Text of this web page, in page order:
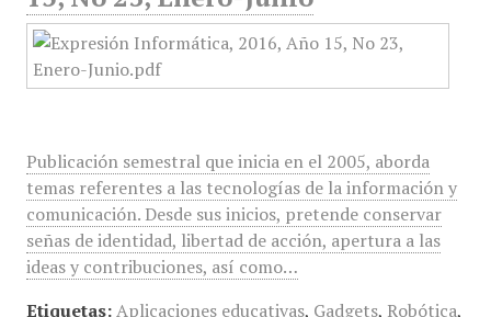
Publicación semestral que inicia en el 2005, aborda
temas referentes a las tecnologías de la información y
comunicación. Desde sus inicios, pretende conservar
señas de identidad, libertad de acción, apertura a las
ideas y contribuciones, así como…
Etiquetas: Aplicaciones educativas, Gadgets, Robótica,